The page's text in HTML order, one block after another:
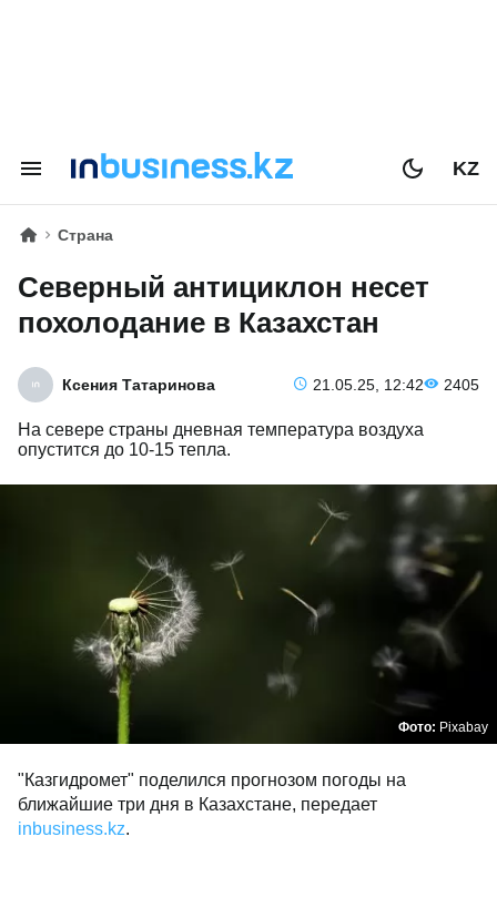
KZ
Страна
Северный антициклон несет
похолодание в Казахстан
Ксения Татаринова 21.05.25, 12:42 2405
На севере страны дневная температура воздуха
опустится до 10-15 тепла.
Фото: Pixabay
"Казгидромет" поделился прогнозом погоды на
ближайшие три дня в Казахстане, передает
inbusiness.kz.